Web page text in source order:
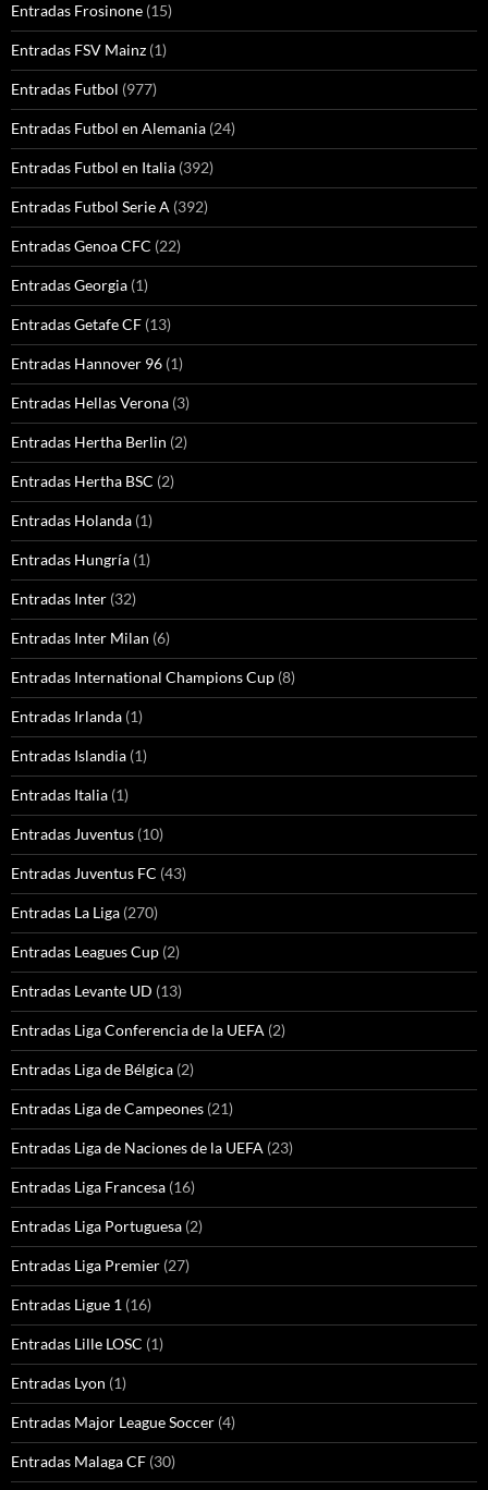
Entradas Frosinone (15)
Entradas FSV Mainz (1)
Entradas Futbol (977)
Entradas Futbol en Alemania (24)
Entradas Futbol en Italia (392)
Entradas Futbol Serie A (392)
Entradas Genoa CFC (22)
Entradas Georgia (1)
Entradas Getafe CF (13)
Entradas Hannover 96 (1)
Entradas Hellas Verona (3)
Entradas Hertha Berlin (2)
Entradas Hertha BSC (2)
Entradas Holanda (1)
Entradas Hungría (1)
Entradas Inter (32)
Entradas Inter Milan (6)
Entradas International Champions Cup (8)
Entradas Irlanda (1)
Entradas Islandia (1)
Entradas Italia (1)
Entradas Juventus (10)
Entradas Juventus FC (43)
Entradas La Liga (270)
Entradas Leagues Cup (2)
Entradas Levante UD (13)
Entradas Liga Conferencia de la UEFA (2)
Entradas Liga de Bélgica (2)
Entradas Liga de Campeones (21)
Entradas Liga de Naciones de la UEFA (23)
Entradas Liga Francesa (16)
Entradas Liga Portuguesa (2)
Entradas Liga Premier (27)
Entradas Ligue 1 (16)
Entradas Lille LOSC (1)
Entradas Lyon (1)
Entradas Major League Soccer (4)
Entradas Malaga CF (30)